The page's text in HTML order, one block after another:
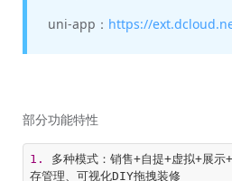
uni-app： https://
部分功能特性
1.
多种模式：销售+自提+虚拟+展
存管理、可视化DIY拖拽装修